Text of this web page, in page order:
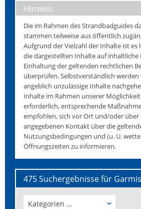
Hinweis
Die im Rahmen des Strandbadguides
stammen teilweise aus öffentlich
Aufgrund der Vielzahl der Inhalte ist es
die dargestellten Inhalte auf inhaltliche
Einhaltung der geltenden rechtlichen
überprüfen. Selbstverständlich
angeblich unzulässige Inhalte
Inhalte im Rahmen unserer
erforderlich, entsprechende
empfohlen, sich vor Ort und/oder über
angegebenen Kontakt über die
Nutzungsbedingungen und (u. U.
Öffnungszeiten zu informieren.
475 Suchergebnisse für
Kategorien ...